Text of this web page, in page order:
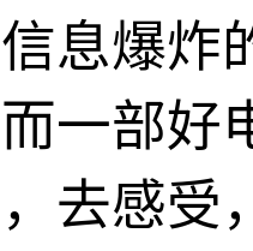
息爆炸
一部好
去感受